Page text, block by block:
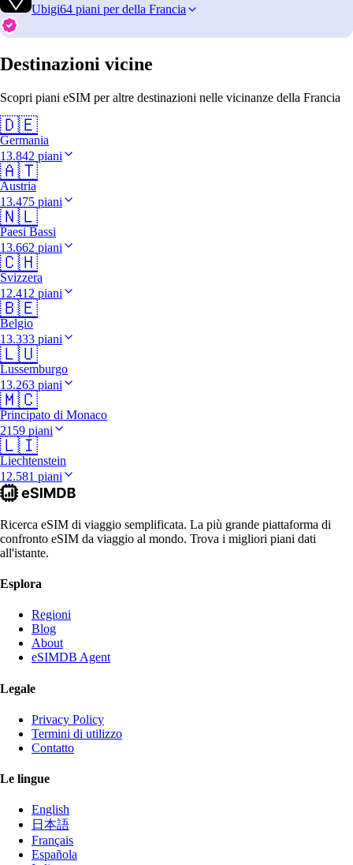
Ubigi64 piani per della Francia
Destinazioni vicine
Scopri piani eSIM per altre destinazioni nelle vicinanze della Francia
🇩🇪
Germania
13.842 piani
🇦🇹
Austria
13.475 piani
🇳🇱
Paesi Bassi
13.662 piani
🇨🇭
Svizzera
12.412 piani
🇧🇪
Belgio
13.333 piani
🇱🇺
Lussemburgo
13.263 piani
🇲🇨
Principato di Monaco
2159 piani
🇱🇮
Liechtenstein
12.581 piani
Ricerca eSIM di viaggio semplificata. La più grande piattaforma di
confronto eSIM da viaggio al mondo. Trova i migliori piani dati
all'istante.
Esplora
Regioni
Blog
About
eSIMDB Agent
Legale
Privacy Policy
Termini di utilizzo
Contatto
Le lingue
English
日本語
Français
Española